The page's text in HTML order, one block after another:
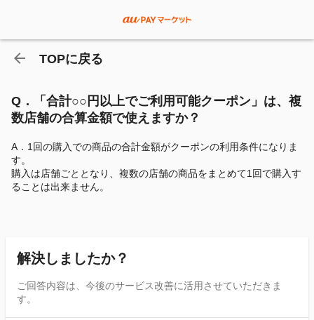
TOPに戻る
Q．「合計○○円以上でご利用可能クーポン」は、複
数店舗の合算金額で使えますか？
A．1回の購入での商品の合計金額がクーポンの利用条件になりま
す。
購入は店舗ごととなり、複数の店舗の商品をまとめて1回で購入す
ることは出来ません。
解決しましたか？
ご回答内容は、今後のサービス改善に活用させていただきま
す。